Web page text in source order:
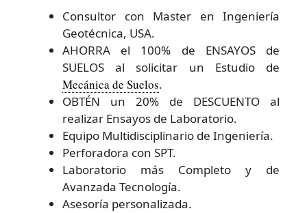
Consultor con Master en Ingeniería
Geotécnica, USA.
AHORRA el 100% de ENSAYOS de
SUELOS al solicitar un Estudio de
Mecánica de Suelos.
OBTÉN un 20% de DESCUENTO al
realizar Ensayos de Laboratorio.
Equipo Multidisciplinario de Ingeniería.
Perforadora con SPT.
Laboratorio más Completo y de
Avanzada Tecnología.
Asesoría personalizada.